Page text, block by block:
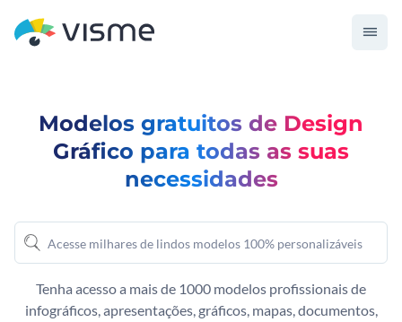
Modelos gratuitos de Design
Gráfico para todas as suas
necessidades
Tenha acesso a mais de 1000 modelos profissionais de
infográficos, apresentações, gráficos, mapas, documentos,